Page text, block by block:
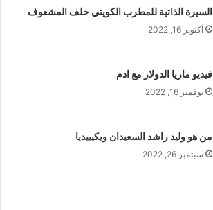
السيرة الذاتية للمطرب الكويتي خلف المشعوف
أكتوبر 16, 2022
فيديو ماريا الدولار مع ادم
نوفمبر 16, 2022
من هو وليد راشد السعيدان ويكيبيديا
سبتمبر 26, 2022